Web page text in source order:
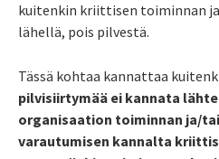
kuitenkin kriittisen toiminnan
lähellä, pois pilvestä.
Tässä kohtaa kannattaa
pilvisiirtymää ei kannata
organisaation toiminnan ja/
varautumisen kannalta